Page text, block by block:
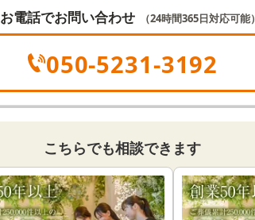
お電話でお問い合わせ （24時間365日対応可能）
050-5231-3192
こちらでも相談できます